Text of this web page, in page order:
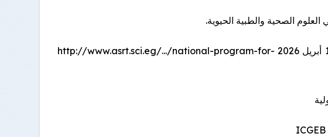
العلوم الصحية والطبية الحيوية.
التقديم حتى: 15 أبريل 2026 http://www.asrt.sci.eg/.../national-program-for-